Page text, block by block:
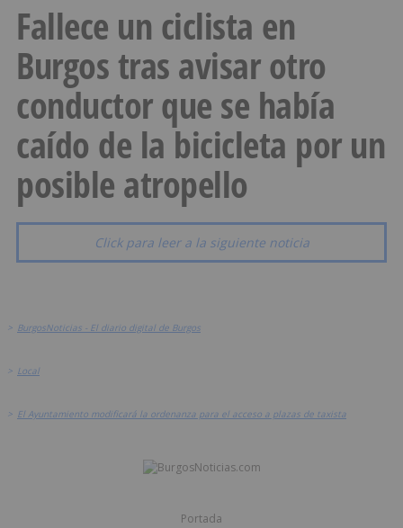
Fallece un ciclista en
Burgos tras avisar otro
conductor que se había
caído de la bicicleta por un
posible atropello
Click para leer a la siguiente noticia
> BurgosNoticias - El diario digital de Burgos
> Local
> El Ayuntamiento modificará la ordenanza para el acceso a plazas de taxista
Portada